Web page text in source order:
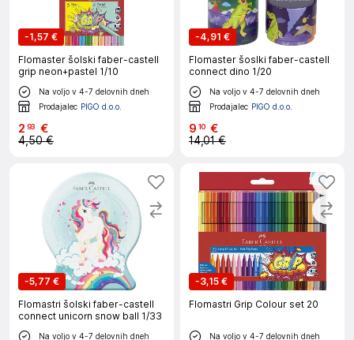
-1,57 €
Flomaster šolski faber-castell
grip neon+pastel 1/10
Na voljo v 4-7 delovnih dneh
Prodajalec PIGO d.o.o.
2 93 €
4,50 €
-4,91 €
Flomaster šoslki faber-castell
connect dino 1/20
Na voljo v 4-7 delovnih dneh
Prodajalec PIGO d.o.o.
9 10 €
14,01 €
-5,77 €
Flomastri šolski faber-castell
connect unicorn snow ball 1/33
Na voljo v 4-7 delovnih dneh
-3,15 €
Flomastri Grip Colour set 20
Na voljo v 4-7 delovnih dneh